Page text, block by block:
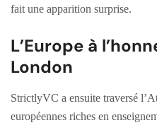
fait une apparition surprise.
L’Europe à
London
StrictlyVC a ensuite traversé
européennes riches en